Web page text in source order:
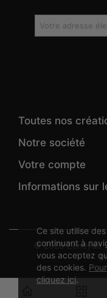
Toutes nos
Notre société
Votre compte
Informations sur
© 2026 Zeneyaa
Ce site utilise
continuant à
vous acceptez
des cookies.
cliquez ici.